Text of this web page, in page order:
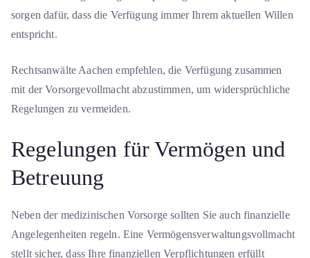
sorgen dafür, dass die Verfügung immer Ihrem aktuellen Willen
entspricht.
Rechtsanwälte Aachen empfehlen, die Verfügung zusammen
mit der Vorsorgevollmacht abzustimmen, um widersprüchliche
Regelungen zu vermeiden.
Regelungen für Vermögen und
Betreuung
Neben der medizinischen Vorsorge sollten Sie auch finanzielle
Angelegenheiten regeln. Eine Vermögensverwaltungsvollmacht
stellt sicher, dass Ihre finanziellen Verpflichtungen erfüllt